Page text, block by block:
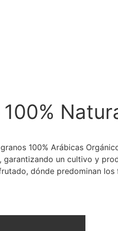
100% Arábicas
un cultivo y
dónde predominan